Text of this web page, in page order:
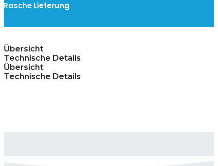
Rasche Lieferung
Übersicht
Technische Details
Übersicht
Technische Details